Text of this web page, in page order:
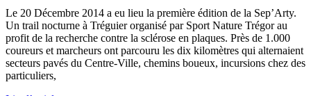
(56)
Le 20 Décembre 2014 a eu lieu la première édition de la Sep’Arty.
Un trail nocturne à Tréguier organisé par Sport Nature Trégor au
profit de la recherche contre la sclérose en plaques. Près de 1.000
coureurs et marcheurs ont parcouru les dix kilomètres qui alternaient
secteurs pavés du Centre-Ville, chemins boueux, incursions chez des
particuliers,